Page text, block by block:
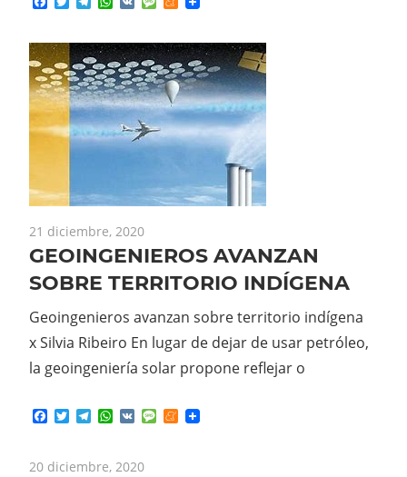
21 diciembre, 2020
GEOINGENIEROS AVANZAN
SOBRE TERRITORIO INDÍGENA
Geoingenieros avanzan sobre territorio indígena
x Silvia Ribeiro En lugar de dejar de usar petróleo,
la geoingeniería solar propone reflejar o
Facebook
TwitterTelegram
WhatsApp
VK MessageMeneame
20 diciembre, 2020